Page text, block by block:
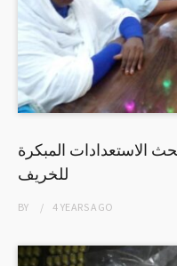
الاستعدادات المبكرة
للخريف
BY 4 YEARSAGO